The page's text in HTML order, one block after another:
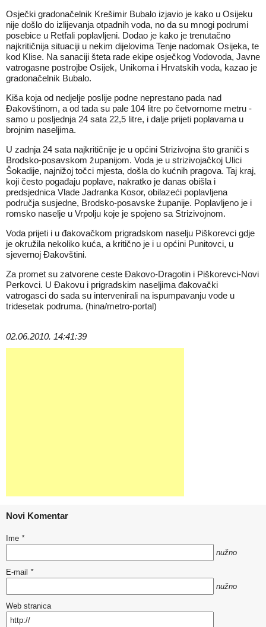
Osječki gradonačelnik Krešimir Bubalo izjavio je kako u Osijeku
nije došlo do izlijevanja otpadnih voda, no da su mnogi podrumi
posebice u Retfali poplavljeni. Dodao je kako je trenutačno
najkritičnija situaciji u nekim dijelovima Tenje nadomak Osijeka, te
kod Klise. Na sanaciji šteta rade ekipe osječkog Vodovoda, Javne
vatrogasne postrojbe Osijek, Unikoma i Hrvatskih voda, kazao je
gradonačelnik Bubalo.
Kiša koja od nedjelje poslije podne neprestano pada nad
Đakovštinom, a od tada su pale 104 litre po četvornome metru -
samo u posljednja 24 sata 22,5 litre, i dalje prijeti poplavama u
brojnim naseljima.
U zadnja 24 sata najkritičnije je u općini Strizivojna što graniči s
Brodsko-posavskom županijom. Voda je u strizivojačkoj Ulici
Šokadije, najnižoj točci mjesta, došla do kućnih pragova. Taj kraj,
koji često pogađaju poplave, nakratko je danas obišla i
predsjednica Vlade Jadranka Kosor, obilazeći poplavljena
područja susjedne, Brodsko-posavske županije. Poplavljeno je i
romsko naselje u Vrpolju koje je spojeno sa Strizivojnom.
Voda prijeti i u đakovačkom prigradskom naselju Piškorevci gdje
je okružila nekoliko kuća, a kritično je i u općini Punitovci, u
sjevernoj Đakovštini.
Za promet su zatvorene ceste Đakovo-Dragotin i Piškorevci-Novi
Perkovci. U Đakovu i prigradskim naseljima đakovački
vatrogasci do sada su intervenirali na ispumpavanju vode u
tridesetak podruma. (hina/metro-portal)
02.06.2010. 14:41:39
Novi Komentar
Ime *
nužno
E-mail *
nužno
Web stranica